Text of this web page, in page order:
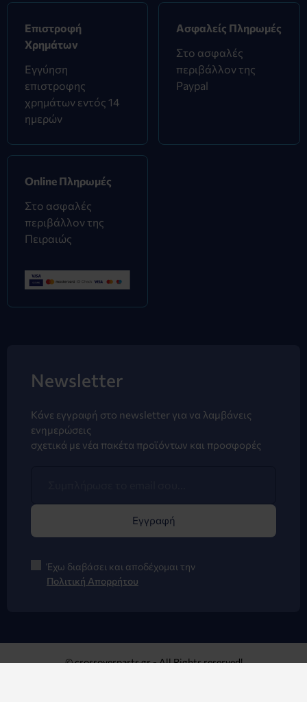
Επιστροφή
Χρημάτων
Εγγύηση
επιστροφης
χρημάτων εντός 14
ημερών
Ασφαλείς Πληρωμές
Στο ασφαλές
περιβάλλον της
Paypal
Online Πληρωμές
Στο ασφαλές
περιβάλλον της
Πειραιώς
Newsletter
Κάνε εγγραφή στο newsletter για να λαμβάνεις
ενημερώσεις
σχετικά με νέα πακέτα προϊόντων και προσφορές
Εγγραφή
Έχω διαβάσει και αποδέχομαι την
Πολιτική Απορρήτου
© crossoverparts.gr - All Rights reserved!